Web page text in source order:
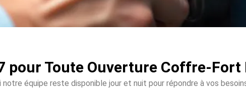
pour Toute Ouverture Coffre-Fort
notre équipe reste disponible jour et nuit pour répondre à vos